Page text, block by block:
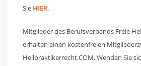
Sie HIER.
Mitglieder des Berufsverbands Freie
erhalten einen kostenfreien
Heilpraktikerrecht.COM. Wenden Sie